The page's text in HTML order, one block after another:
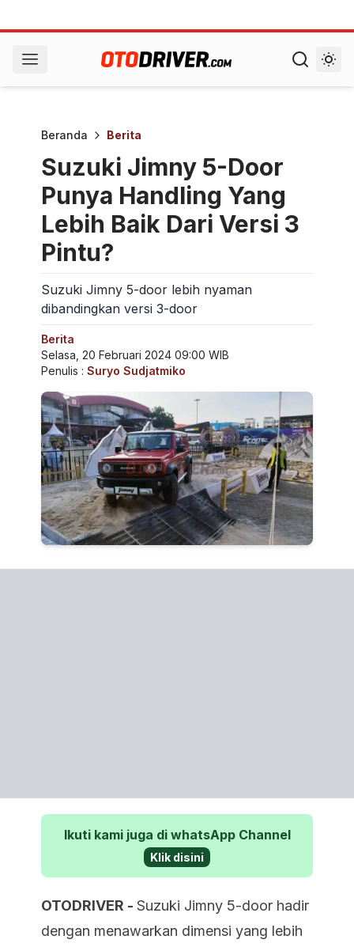
Beranda Berita
Suzuki Jimny 5-Door
Punya Handling Yang
Lebih Baik Dari Versi 3
Pintu?
Suzuki Jimny 5-door lebih nyaman
dibandingkan versi 3-door
Berita
Selasa, 20 Februari 2024 09:00 WIB
Penulis : Suryo Sudjatmiko
Ikuti kami juga di whatsApp Channel
Klik disini
OTODRIVER - Suzuki Jimny 5-door hadir
dengan menawarkan dimensi yang lebih